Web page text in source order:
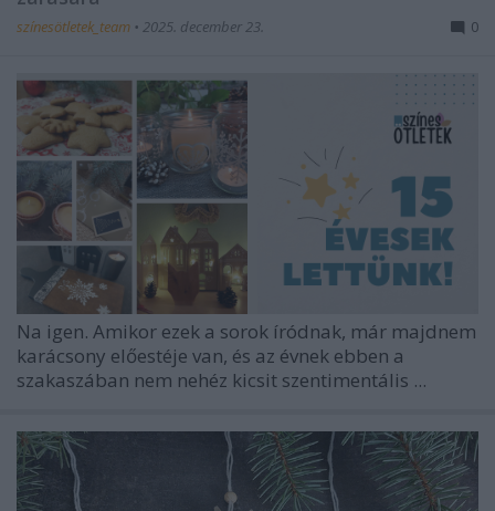
színesötletek_team • 2025. december 23. 0
Na igen. Amikor ezek a sorok íródnak, már majdnem
karácsony előestéje van, és az évnek ebben a
szakaszában nem nehéz kicsit szentimentális ...